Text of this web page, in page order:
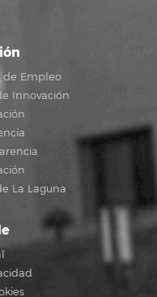
de Empleo
Innovación
La Laguna